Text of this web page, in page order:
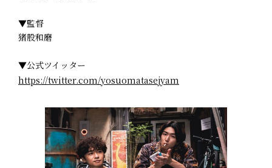
▼監督
猪股和磨
▼公式ツイッター
https://twitter.com/yosuomatasejyam